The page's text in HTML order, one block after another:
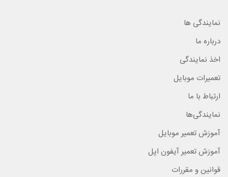
نمایندگی ها
درباره ما
اخذ نمایندگی
تعمیرات موبایل
ارتباط با ما
نمایندگی‌ها
آموزش تعمیر موبایل
آموزش تعمیر آیفون اپل
قوانین و مقررات